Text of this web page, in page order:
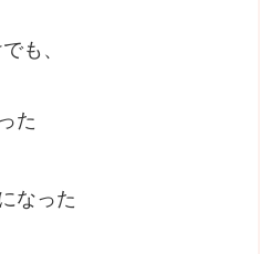
も、
た
なった